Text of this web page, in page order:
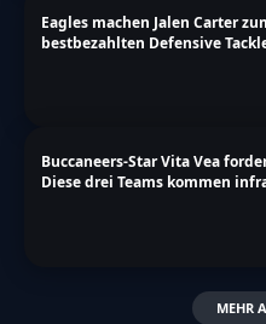
Eagles machen Jalen Carter
bestbezahlten Defensive
Buccaneers-Star Vita Vea
Diese drei Teams kommen
MEHR